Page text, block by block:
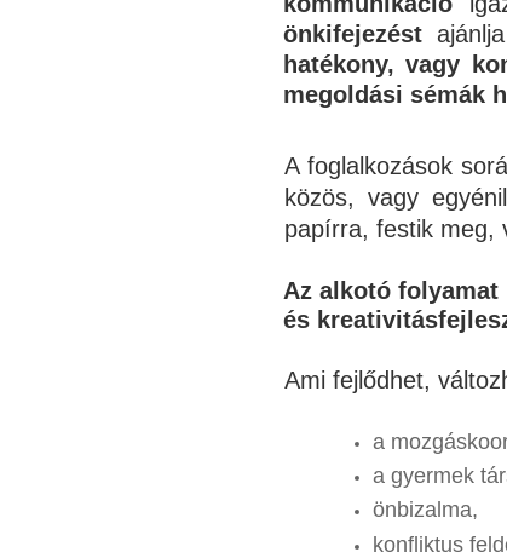
önkifejezést
hatékony, vagy
megoldási sémák
A foglalkozások
közös, vagy
papírra, festik meg,
Az alkotó folyamat
és
Ami fejlődhet,
a
a gyermek
önbizalma,
konfliktus